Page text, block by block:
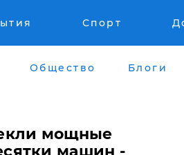
Спорт
Общество Блоги
мощные
машин -